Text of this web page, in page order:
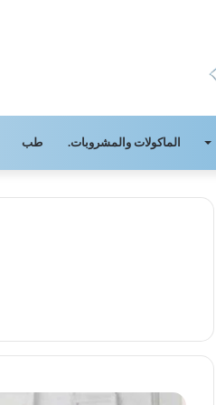
الماكولات والمشروبات. طب